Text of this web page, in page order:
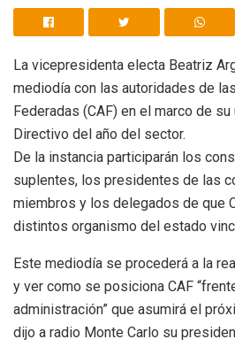
La vicepresidenta electa Beatriz
mediodía con las autoridades de
Federadas (CAF) en el marco de
Directivo del año del sector.
De la instancia participarán los
suplentes, los presidentes de las
miembros y los delegados de que
distintos organismo del estado
Este mediodía se procederá a la
y ver como se posiciona CAF
administración” que asumirá el
dijo a radio Monte Carlo su